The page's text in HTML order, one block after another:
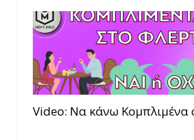
Video: Να κάνω Κομπλιμένα